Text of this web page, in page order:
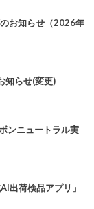
お知らせ（2026年
知らせ(変更)
ンニュートラル実
出荷検品アプリ」